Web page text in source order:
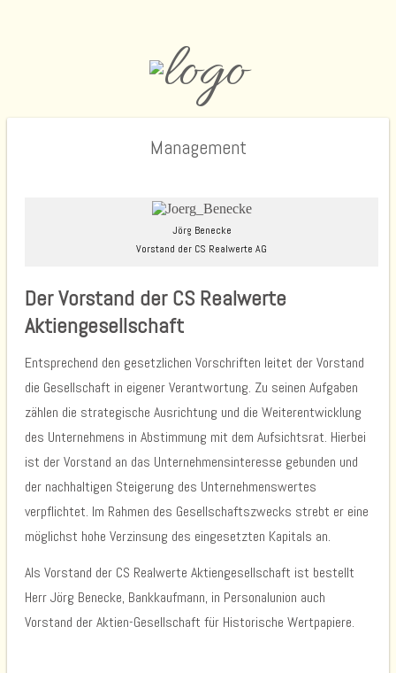
Management
Jörg Benecke
Vorstand der CS Realwerte AG
Der Vorstand der CS Realwerte
Aktiengesellschaft
Entsprechend den gesetzlichen Vorschriften leitet der Vorstand
die Gesellschaft in eigener Verantwortung. Zu seinen Aufgaben
zählen die strategische Ausrichtung und die Weiterentwicklung
des Unternehmens in Abstimmung mit dem Aufsichtsrat. Hierbei
ist der Vorstand an das Unternehmensinteresse gebunden und
der nachhaltigen Steigerung des Unternehmenswertes
verpflichtet. Im Rahmen des Gesellschaftszwecks strebt er eine
möglichst hohe Verzinsung des eingesetzten Kapitals an.
Als Vorstand der CS Realwerte Aktiengesellschaft ist bestellt
Herr Jörg Benecke, Bankkaufmann, in Personalunion auch
Vorstand der Aktien-Gesellschaft für Historische Wertpapiere.